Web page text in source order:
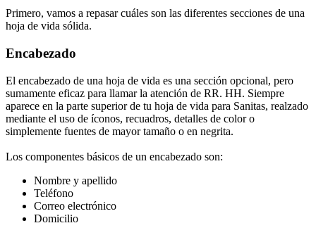
Primero, vamos a repasar cuáles son las diferentes secciones de una
hoja de vida sólida.
Encabezado
El encabezado de una hoja de vida es una sección opcional, pero
sumamente eficaz para llamar la atención de RR. HH. Siempre
aparece en la parte superior de tu hoja de vida para Sanitas, realzado
mediante el uso de íconos, recuadros, detalles de color o
simplemente fuentes de mayor tamaño o en negrita.
Los componentes básicos de un encabezado son:
Nombre y apellido
Teléfono
Correo electrónico
Domicilio